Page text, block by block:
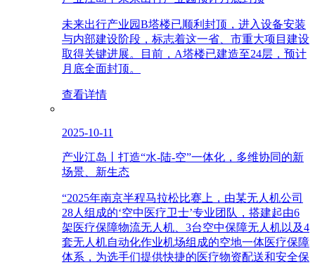
未来出行产业园B塔楼已顺利封顶，进入设备安装
与内部建设阶段，标志着这一省、市重大项目建设
取得关键进展。目前，A塔楼已建造至24层，预计
月底全面封顶。
查看详情
2025-10-11
产业江岛丨打造“水-陆-空”一体化，多维协同的新
场景、新生态
“2025年南京半程马拉松比赛上，由某无人机公司
28人组成的‘空中医疗卫士’专业团队，搭建起由6
架医疗保障物流无人机、3台空中保障无人机以及4
套无人机自动化作业机场组成的空地一体医疗保障
体系，为选手们提供快捷的医疗物资配送和安全保